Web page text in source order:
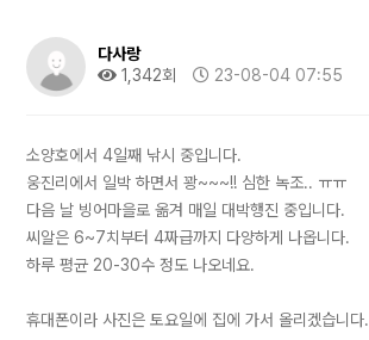
다사랑
1,342회
23-08-04 07:55
소양호에서 4일째 낚시 중입니다.
웅진리에서 일박 하면서 꽝~~~!! 심한 녹조.. ㅠㅠ
다음 날 빙어마을로 옮겨 매일 대박행진 중입니다.
씨알은 6~7치부터 4짜급까지 다양하게 나옵니다.
하루 평균 20-30수 정도 나오네요.
휴대폰이라 사진은 토요일에 집에 가서 올리겠습니다.